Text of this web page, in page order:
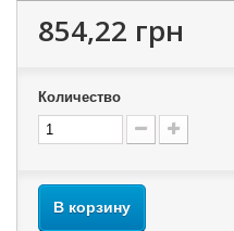
854,22 грн
Количество
В корзину